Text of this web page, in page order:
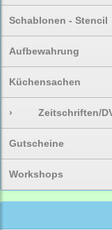
Schablonen - Stencil
Aufbewahrung
Küchensachen
› Zeitschriften/
Gutscheine
Workshops